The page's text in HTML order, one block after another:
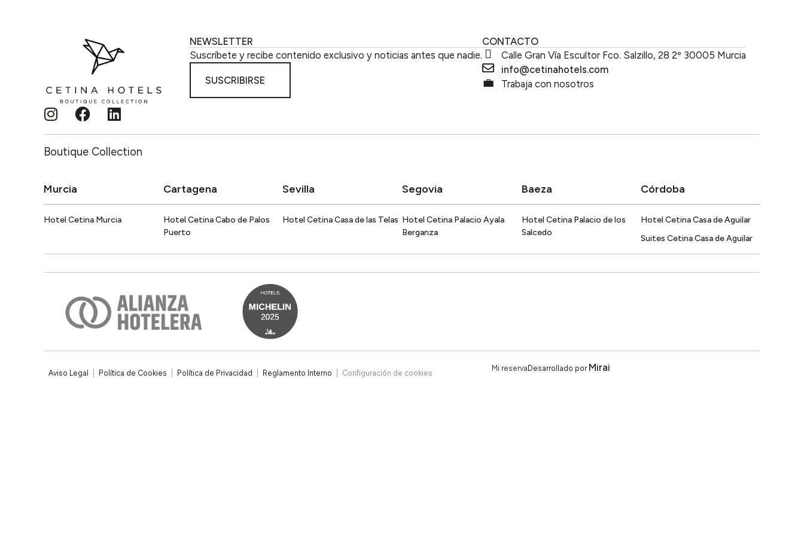
NEWSLETTER
Suscríbete y recibe contenido exclusivo y noticias antes que nadie.
SUSCRIBIRSE
CONTACTO
Calle Gran Vía Escultor Fco. Salzillo, 28 2º 30005 Murcia
info@cetinahotels.com
Trabaja con nosotros
Boutique Collection
Murcia
Hotel Cetina Murcia
Cartagena
Hotel Cetina Cabo de Palos
Puerto
Sevilla
Hotel Cetina Casa de las Telas
Segovia
Hotel Cetina Palacio Ayala
Berganza
Baeza
Hotel Cetina Palacio de los
Salcedo
Córdoba
Hotel Cetina Casa de Aguilar
Suites Cetina Casa de Aguilar
Aviso Legal Política de Cookies Política de Privacidad Reglamento Interno Configuración de cookies
Mi reserva Desarrollado por Mirai